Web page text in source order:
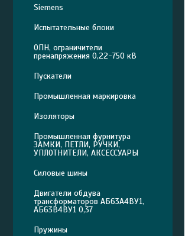
Siemens
Испытательные блоки
ОПН, ограничители
пренапряжения 0,22-750 кВ
Пускатели
Промышленная маркировка
Изоляторы
Промышленная фурнитура
ЗАМКИ, ПЕТЛИ, РУЧКИ,
УПЛОТНИТЕЛИ, АКСЕССУАРЫ
Силовые шины
Двигатели обдува
трансформаторов АБ63А4ВУ1,
АБ63В4ВУ1 0,37
Пружины